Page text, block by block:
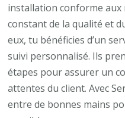
installation conforme aux
constant de la qualité et
eux, tu bénéficies d’un
suivi personnalisé. Ils
étapes pour assurer un
attentes du client. Avec
entre de bonnes mains